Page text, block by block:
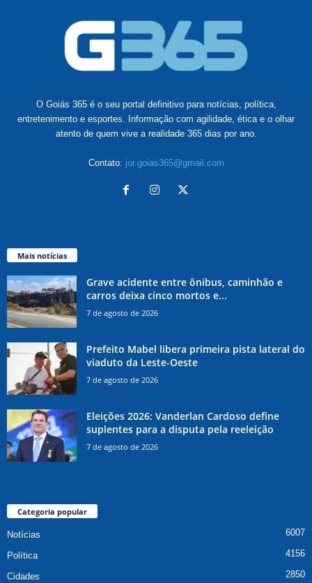
O Goiás 365 é o seu portal definitivo para notícias, política,
entretenimento e esportes. Informação com agilidade, ética e o olhar
atento de quem vive a realidade 365 dias por ano.
Contato: jor.goias365@gmail.com
Mais notícias
Grave acidente entre ônibus, caminhão e
carros deixa cinco mortos e...
7 de agosto de 2026
Prefeito Mabel libera primeira pista lateral do
viaduto da Leste-Oeste
7 de agosto de 2026
Eleições 2026: Vanderlan Cardoso define
suplentes para a disputa pela reeleição
7 de agosto de 2026
Categoria popular
Notícias 6007
Política 4156
Cidades 2850